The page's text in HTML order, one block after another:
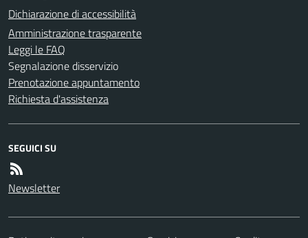
Dichiarazione di accessibilità
Amministrazione trasparente
Leggi le FAQ
Segnalazione disservizio
Prenotazione appuntamento
Richiesta d'assistenza
SEGUICI SU
Newsletter